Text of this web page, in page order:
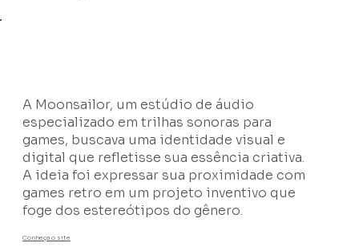
A Moonsailor, um estúdio de áudio
especializado em trilhas sonoras para
games, buscava uma identidade visual e
digital que refletisse sua essência criativa.
A ideia foi expressar sua proximidade com
games retro em um projeto inventivo que
foge dos estereótipos do gênero.
Conheça o site